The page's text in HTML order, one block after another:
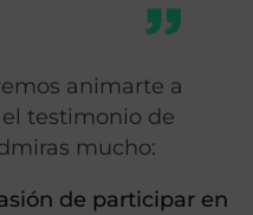
animarte a
testimonio de
mucho:
de participar en